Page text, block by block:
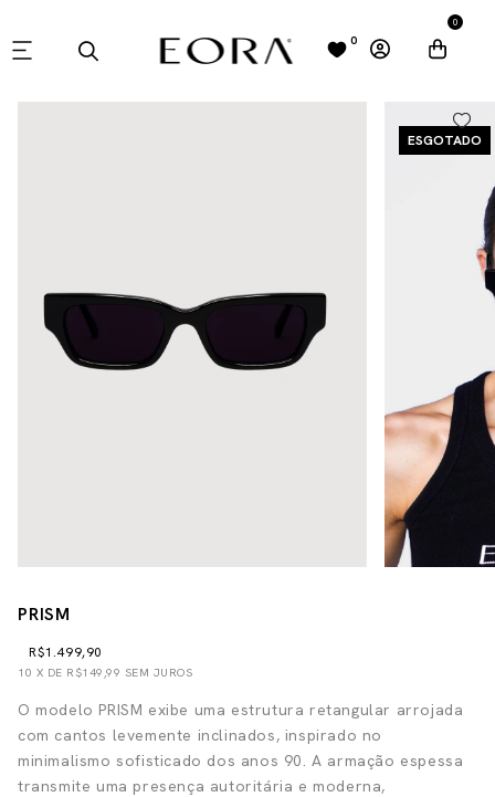
0
0
ESGOTADO
PRISM
R$1.499,90
10 X DE R$149,99 SEM JUROS
O modelo PRISM exibe uma estrutura retangular arrojada
com cantos levemente inclinados, inspirado no
minimalismo sofisticado dos anos 90. A armação espessa
transmite uma presença autoritária e moderna,